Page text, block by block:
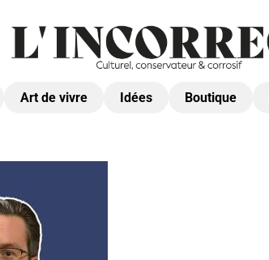
Art de vivre Idées Boutique